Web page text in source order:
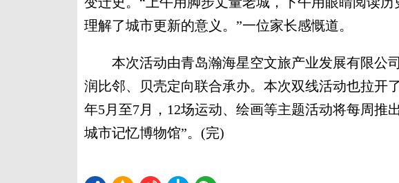
理解了城市更新的意义。”一位家长感慨道。
本次活动由青岛瀚海星空文旅产业发展有限公
润比邻、贝壳定向联合承办。本次双线活动也拉开
年5月至7月，12场运动、绘画等主题活动将每周推
城市记忆博物馆”。(完)